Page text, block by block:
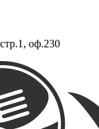
оф.230